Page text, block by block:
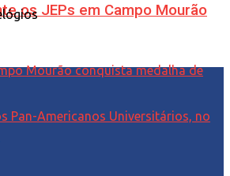
os JEPs em Campo Mourão